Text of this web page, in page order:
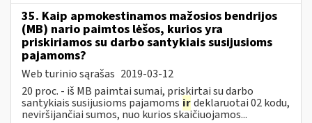
35. Kaip apmokestinamos mažosios bendrijos
(MB) nario paimtos lėšos, kurios yra
priskiriamos su darbo santykiais susijusioms
pajamoms?
Web turinio sąrašas 2019-03-12
20 proc. - iš MB paimtai sumai, priskirtai su darbo
santykiais susijusioms pajamoms irdeklaruotai 02 kodu,
neviršijančiai sumos, nuo kurios skaičiuojamos...